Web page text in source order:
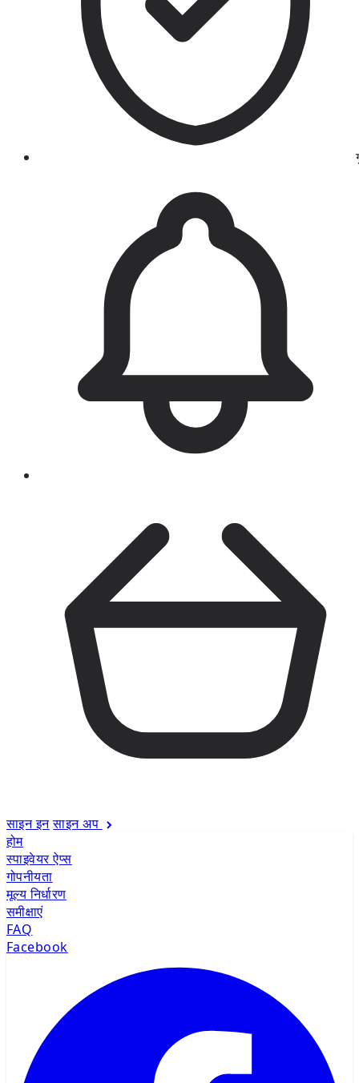
साइन इन साइन अप
होम
स्पाइवेयर ऐप्स
गोपनीयता
मूल्य निर्धारण
समीक्षाएं
FAQ
Facebook